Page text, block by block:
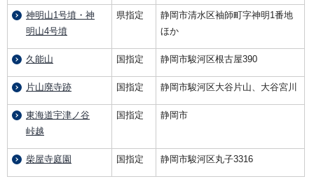
神明山1号墳・神
明山4号墳
県指定
静岡市清水区袖師町字神明1番地
ほか
久能山 国指定 静岡市駿河区根古屋390
片山廃寺跡 国指定 静岡市駿河区大谷片山、大谷宮川
東海道宇津ノ谷
峠越
国指定 静岡市
柴屋寺庭園 国指定 静岡市駿河区丸子3316